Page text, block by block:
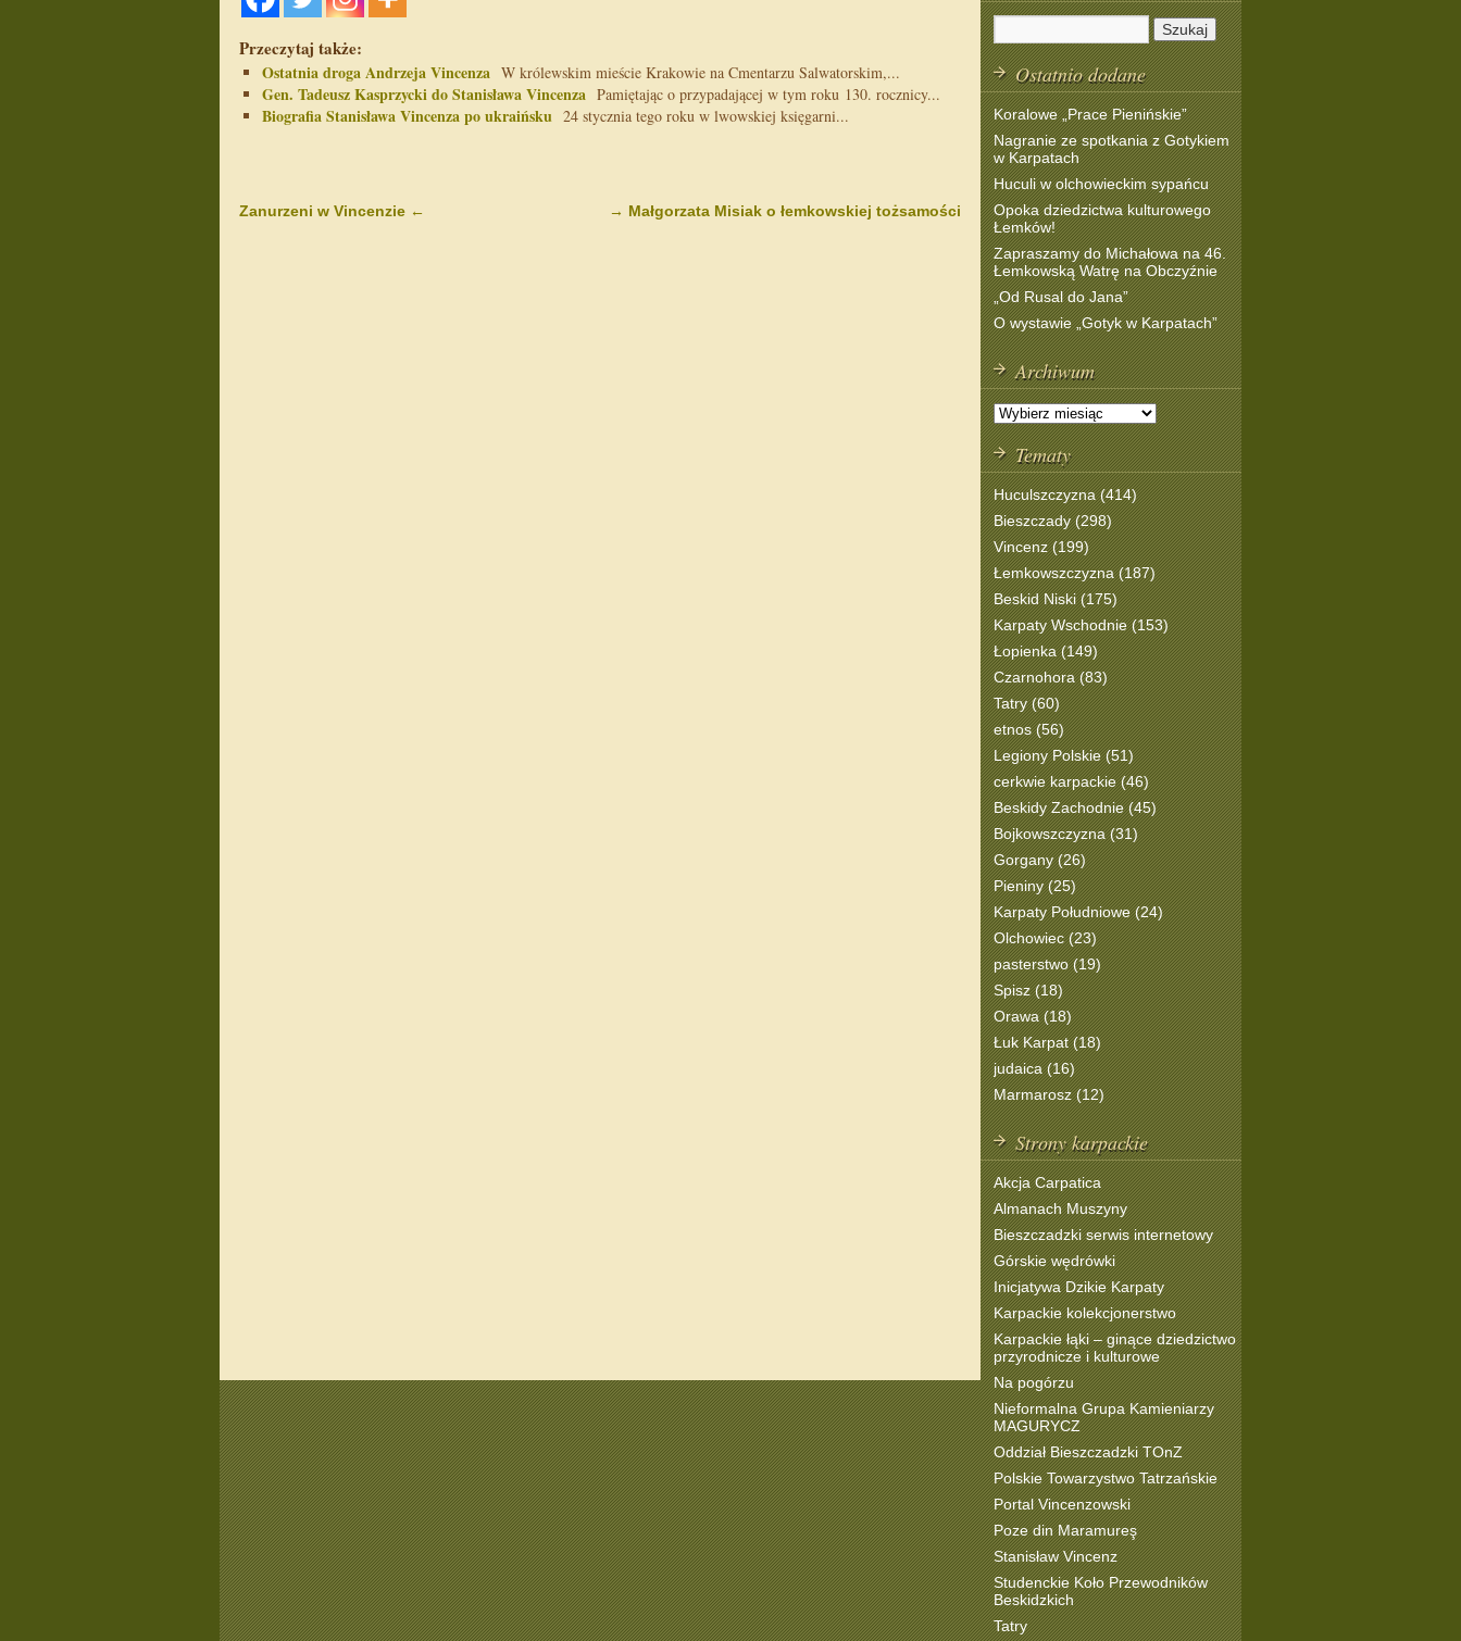
Przeczytaj także:
Ostatnia droga Andrzeja Vincenza W królewskim mieście Krakowie na Cmentarzu Salwatorskim,...
Gen. Tadeusz Kasprzycki do Stanisława Vincenza Pamiętając o przypadającej w tym roku 130. rocznicy...
Biografia Stanisława Vincenza po ukraińsku 24 stycznia tego roku w lwowskiej księgarni...
→ Małgorzata Misiak o łemkowskiej tożsamości
Zanurzeni w Vincenzie ←
Ostatnio dodane
Koralowe „Prace Pienińskie”
Nagranie ze spotkania z Gotykiem
w Karpatach
Huculi w olchowieckim sypańcu
Opoka dziedzictwa kulturowego
Łemków!
Zapraszamy do Michałowa na 46.
Łemkowską Watrę na Obczyźnie
„Od Rusal do Jana”
O wystawie „Gotyk w Karpatach”
Archiwum
Tematy
Huculszczyzna (414)
Bieszczady (298)
Vincenz (199)
Łemkowszczyzna (187)
Beskid Niski (175)
Karpaty Wschodnie (153)
Łopienka (149)
Czarnohora (83)
Tatry (60)
etnos (56)
Legiony Polskie (51)
cerkwie karpackie (46)
Beskidy Zachodnie (45)
Bojkowszczyzna (31)
Gorgany (26)
Pieniny (25)
Karpaty Południowe (24)
Olchowiec (23)
pasterstwo (19)
Spisz (18)
Orawa (18)
Łuk Karpat (18)
judaica (16)
Marmarosz (12)
Strony karpackie
Akcja Carpatica
Almanach Muszyny
Bieszczadzki serwis internetowy
Górskie wędrówki
Inicjatywa Dzikie Karpaty
Karpackie kolekcjonerstwo
Karpackie łąki – ginące dziedzictwo
przyrodnicze i kulturowe
Na pogórzu
Nieformalna Grupa Kamieniarzy
MAGURYCZ
Oddział Bieszczadzki TOnZ
Polskie Towarzystwo Tatrzańskie
Portal Vincenzowski
Poze din Maramureş
Stanisław Vincenz
Studenckie Koło Przewodników
Beskidzkich
Tatry